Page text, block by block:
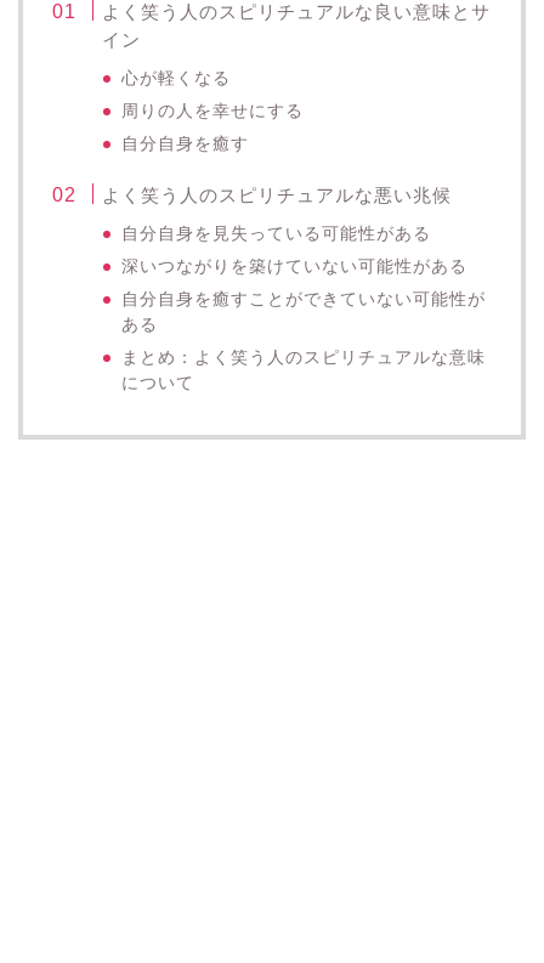
よく笑う人のスピリチュアルな良い意味とサ
イン
心が軽くなる
周りの人を幸せにする
自分自身を癒す
よく笑う人のスピリチュアルな悪い兆候
自分自身を見失っている可能性がある
深いつながりを築けていない可能性がある
自分自身を癒すことができていない可能性が
ある
まとめ：よく笑う人のスピリチュアルな意味
について